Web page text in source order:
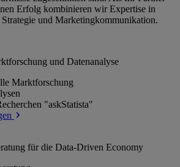
Erfolg kombinieren wir Expertise in
und Marketingkommunikation.
und Datenanalyse
Marktforschung
"askStatista"
für die Data-Driven Economy